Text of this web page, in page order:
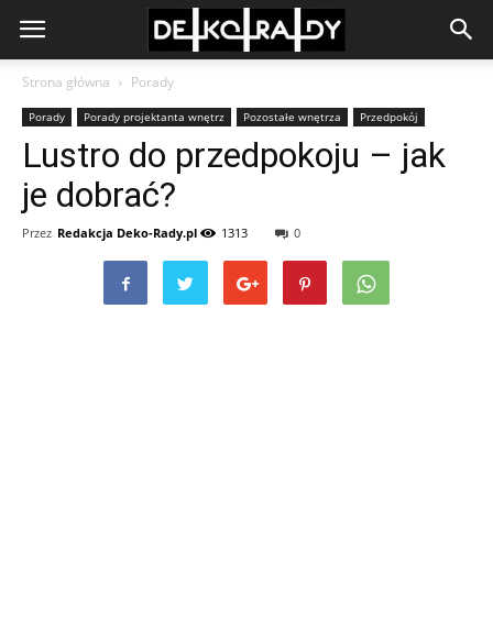
Strona główna Porady
Porady Porady projektanta wnętrz Pozostałe wnętrza Przedpokój
Lustro do przedpokoju – jak
je dobrać?
Przez Redakcja Deko-Rady.pl 1313 0